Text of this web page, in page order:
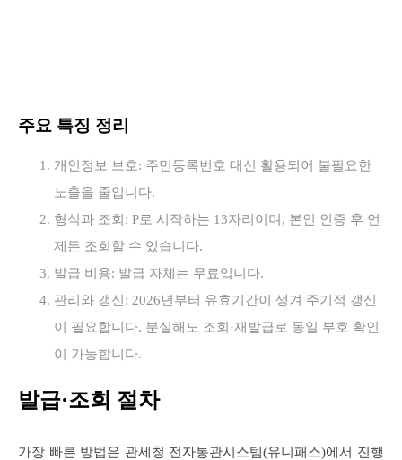
주요 특징 정리
개인정보 보호: 주민등록번호 대신 활용되어 불필요한
노출을 줄입니다.
형식과 조회: P로 시작하는 13자리이며, 본인 인증 후 언
제든 조회할 수 있습니다.
발급 비용: 발급 자체는 무료입니다.
관리와 갱신: 2026년부터 유효기간이 생겨 주기적 갱신
이 필요합니다. 분실해도 조회·재발급로 동일 부호 확인
이 가능합니다.
발급·조회 절차
가장 빠른 방법은 관세청 전자통관시스템(유니패스)에서 진행